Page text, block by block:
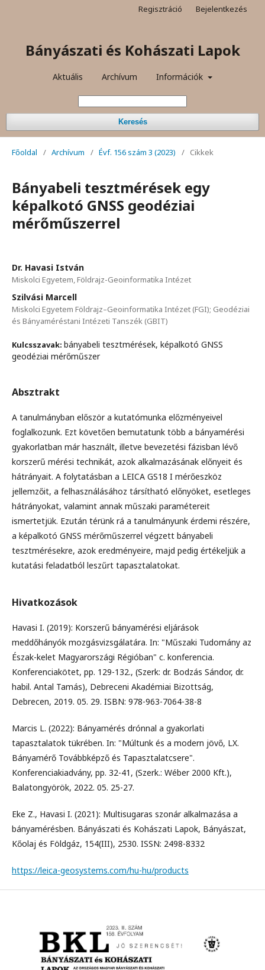
Bányászati és Kohászati Lapok
Aktuális Archívum Információk
Keresés
Regisztráció Bejelentkezés
Főoldal / Archívum / Évf. 156 szám 3 (2023) / Cikkek
Bányabeli tesztmérések egy
képalkotó GNSS geodéziai
mérőműszerrel
Dr. Havasi István
Miskolci Egyetem, Földrajz-Geoinformatika Intézet
Szilvási Marcell
Miskolci Egyetem Földrajz–Geoinformatika Intézet (FGI); Geodéziai
és Bányaméréstani Intézeti Tanszék (GBIT)
Kulcsszavak: bányabeli tesztmérések, képalkotó GNSS
geodéziai mérőműszer
Absztrakt
A tanulmányban először a kutatómunka előzményeivel
foglalkozunk. Ezt követően bemutatunk több a bányamérési
gyakorlatban már használt, illetve bevezetési fázisban lévő
korszerű mérési technikát, azok alkalmazásának előnyeit és
hátrányait. A folytatásban a LEICA GS18 I mérőeszköz
jellemzőit, a felhasználásához társítható előnyöket, esetleges
hátrányokat, valamint annak műszaki paramétereit
ismertetjük. Ezután térünk rá a tanulmányunk érdemi részére,
a képalkotó GNSS mérőműszerrel végzett bányabeli
tesztmérésekre, azok eredményeire, majd pedig értékeljük a
kutatási feladatból leszűrt tapasztalatokat.
Hivatkozások
Havasi I. (2019): Korszerű bányamérési eljárások
meddőhányók mozgásvizsgálatára. In: "Műszaki Tudomány az
Észak-kelet Magyarországi Régióban" c. konferencia.
Konferenciakötet, pp. 129-132., (Szerk: dr. Bodzás Sándor, dr.
habil. Antal Tamás), Debreceni Akadémiai Bizottság,
Debrecen, 2019. 05. 29. ISBN: 978-963-7064-38-8
Marcis L. (2022): Bányamérés drónnal a gyakorlati
tapasztalatok tükrében. In: "Múltunk és a modern jövő, LX.
Bányamérő Továbbképző és Tapasztalatcsere".
Konferenciakiadvány, pp. 32-41, (Szerk.: Wéber 2000 Kft.),
Balatongyörök, 2022. 05. 25-27.
Eke Z., Havasi I. (2021): Multisugaras szonár alkalmazása a
bányamérésben. Bányászati és Kohászati Lapok, Bányászat,
Kőolaj és Földgáz, 154(III), 2530. ISSN: 2498-8332
https://leica-geosystems.com/hu-hu/products